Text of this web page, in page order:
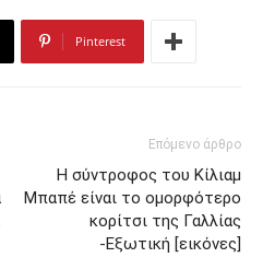
Pinterest
Επόμενο άρθρο
Η σύντροφος του Κίλιαμ
Μπαπέ είναι το ομορφότερο
κορίτσι της Γαλλίας
-Εξωτική [εικόνες]